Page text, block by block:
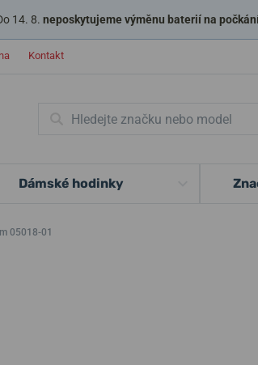
14. 8. neposkytujeme výměnu baterií na
Kontakt
Dámské hodinky
05018-01